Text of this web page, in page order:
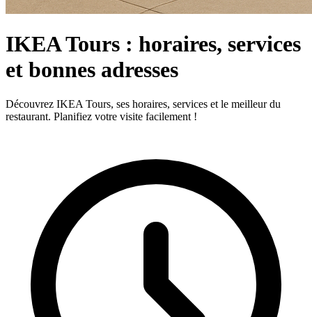
IKEA Tours : horaires, services
et bonnes adresses
Découvrez IKEA Tours, ses horaires, services et le meilleur du
restaurant. Planifiez votre visite facilement !